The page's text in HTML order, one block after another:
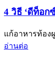
4 วิธี ‘ดีท็อก
แก้อาหารท้อง
อ่านต่อ